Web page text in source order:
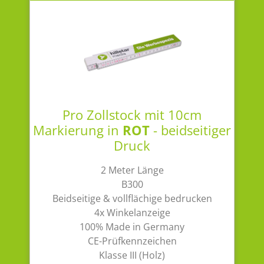
Pro Zollstock mit 10cm
Markierung in ROT- beidseitiger
Druck
2 Meter Länge
B300
Beidseitige & vollflächige bedrucken
4x Winkelanzeige
100% Made in Germany
CE-Prüfkennzeichen
Klasse III (Holz)